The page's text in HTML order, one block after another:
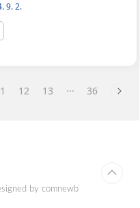
티켓 바로가기 >[무료] 수
매 후 입장하실 수 있습니
즈콘 방문하시기 전에 일정
사인회, 이벤트, 강연 정보
텐츠 융합 축제입니다. 지
열리는 이번 북키즈콘은 더
9. 2.
12 13 ··· 36
by comnewb